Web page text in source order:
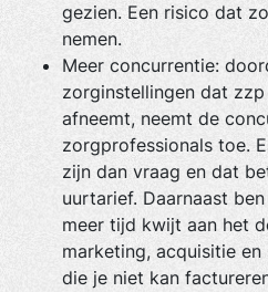
gezien. Een risico dat
nemen.
Meer concurrentie:
zorginstellingen dat
afneemt, neemt de
zorgprofessionals toe.
zijn dan vraag en dat
uurtarief. Daarnaast
meer tijd kwijt aan het
marketing, acquisitie
die je niet kan